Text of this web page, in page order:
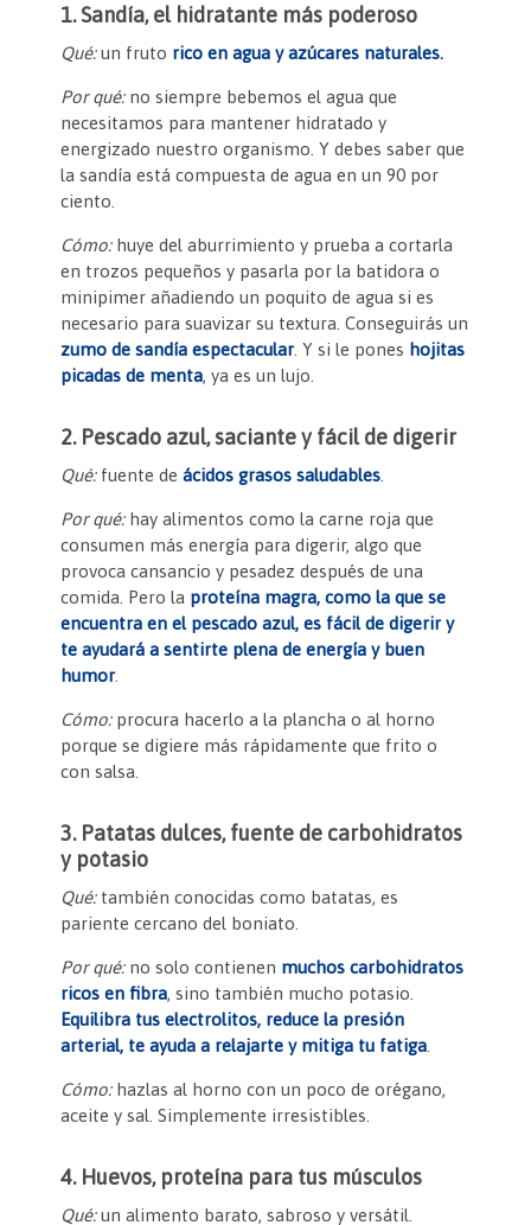
1. Sandía, el hidratante más poderoso
Qué:un fruto rico en agua y azúcares naturales.
Por qué:no siempre bebemos el agua que
necesitamos para mantener hidratado y
energizado nuestro organismo. Y debes saber que
la sandía está compuesta de agua en un 90 por
ciento.
Cómo: huye del aburrimiento y prueba a cortarla
en trozos pequeños y pasarla por la batidora o
minipimer añadiendo un poquito de agua si es
necesario para suavizar su textura. Conseguirás un
zumo de sandía espectacular. Y si le pones hojitas
picadas de menta, ya es un lujo.
2. Pescado azul, saciante y fácil de digerir
Qué:fuente deácidos grasos saludables
Por qué:hay alimentos como la carne roja que
consumen más energía para digerir, algo que
provoca cansancio y pesadez después de una
comida. Pero la proteína magra, como la que se
encuentra en el pescado azul, es fácil de digerir y
te ayudará a sentirte plena de energía y buen
humor.
Cómo:procura hacerlo a la plancha o al horno
porque se digiere más rápidamente que frito o
con salsa.
3. Patatas dulces, fuente de carbohidratos
y potasio
Qué: también conocidas como batatas, es
pariente cercano del boniato.
Por qué: no solo contienen muchos carbohidratos
ricos en fibra, sino también mucho potasio.
Equilibra tus electrolitos, reduce la presión
arterial, te ayuda a relajarte y mitiga tu fatiga
Cómo:hazlas al horno con un poco de orégano,
aceite y sal. Simplemente irresistibles.
4. Huevos, proteína para tus músculos
Qué:un alimento barato, sabroso y versátil.